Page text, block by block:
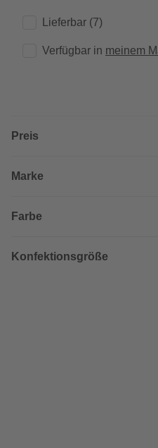
Lieferbar (7)
Verfügbar in meinem
Preis
Marke
Farbe
Konfektionsgröße